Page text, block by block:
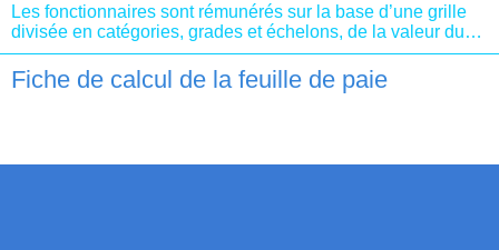
Les fonctionnaires sont rémunérés sur la base d’une grille
divisée en catégories, grades et échelons, de la valeur du
point d’indice fonction publique et sur le principe du
déroulement de carrière.
Fiche de calcul de la feuille de paie